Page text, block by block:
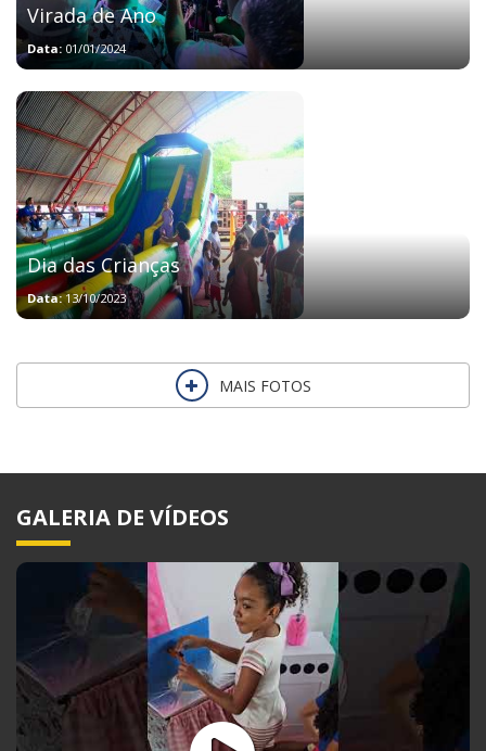
Virada de Ano
Data: 01/01/2024
Dia das Crianças
Data:13/10/2023
MAIS FOTOS
GALERIA DE VÍDEOS